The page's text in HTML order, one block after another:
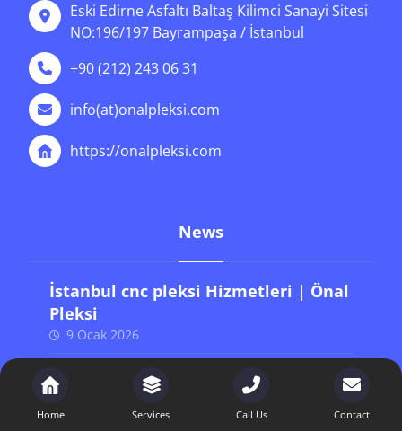
Eski Edirne Asfaltı Baltaş Kilimci Sanayi Sitesi
NO:196/197 Bayrampaşa / İstanbul
+90 (212) 243 06 31
info(at)onalpleksi.com
https://onalpleksi.com
News
İstanbul cnc pleksi Hizmetleri | Önal
Pleksi
9 Ocak 2026
İstanbul 5 mm pleksi fiyat
Hizmetleri | Önal Pleksi
9 Ocak 2026
Home Services Call Us Contact